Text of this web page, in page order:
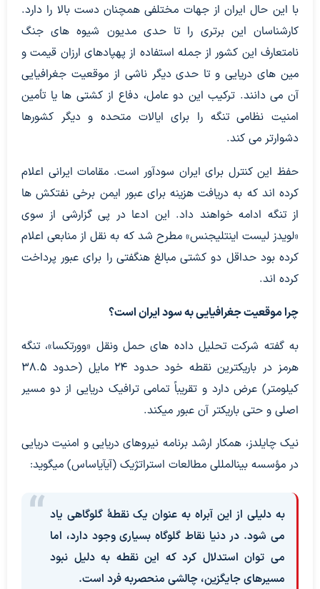
با این حال ایران از جهات مختلفی همچنان دست بالا را دارد.
کارشناسان این برتری را تا حدی مدیون شیوه های جنگ
نامتعارف این کشور از جمله استفاده از پهپادهای ارزان قیمت و
مین های دریایی و تا حدی دیگر ناشی از موقعیت جغرافیایی
آن می دانند. ترکیب این دو عامل، دفاع از کشتی ها یا تأمین
امنیت نظامی تنگه را برای ایالات متحده و دیگر کشورها
دشوارتر می کند.
حفظ این کنترل برای ایران سودآور است. مقامات ایرانی اعلام
کرده اند که به دریافت هزینه برای عبور ایمن برخی نفتکش ها
از تنگه ادامه خواهند داد. این ادعا در پی گزارشی از سوی
«لویدز لیست اینتلیجنس» مطرح شد که به نقل از منابعی اعلام
کرده بود حداقل دو کشتی مبالغ هنگفتی را برای عبور پرداخت
کرده اند.
چرا موقعیت جغرافیایی به سود ایران است؟
به گفته شرکت تحلیل داده های حمل ونقل «وورتکسا»، تنگه
هرمز در باریکترین نقطه خود حدود ۲۴ مایل (حدود ۳۸.۵
کیلومتر) عرض دارد و تقریباً تمامی ترافیک دریایی از دو مسیر
اصلی و حتی باریکتر آن عبور میکند.
نیک چایلدز، همکار ارشد برنامه نیروهای دریایی و امنیت دریایی
در مؤسسه بینالمللی مطالعات استراتژیک (آیآیاساس) میگوید:
به دلیلی از این آبراه به عنوان یک نقطهٔ گلوگاهی یاد
می شود. در دنیا نقاط گلوگاه بسیاری وجود دارد، اما
می توان استدلال کرد که این نقطه به دلیل نبود
مسیرهای جایگزین، چالشی منحصربه فرد است.